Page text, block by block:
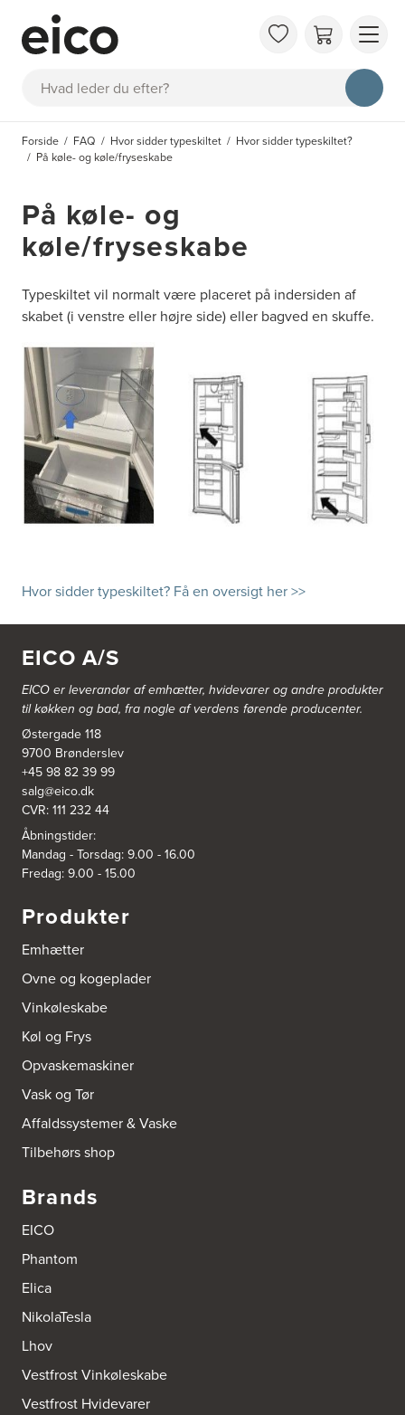
Søg
OM
FAQ
Forside FAQ Hvor sidder typeskiltet
Hvor sidder typeskiltet?
På køle- og køle/fryseskabe
På køle- og
køle/fryseskabe
Typeskiltet vil normalt være placeret på indersiden af
skabet (i venstre eller højre side) eller bagved en skuffe.
Hvor sidder typeskiltet? Få en oversigt her >>
EICO A/S
EICO er leverandør af emhætter, hvidevarer ogandre produkter
til køkken og bad, fra nogle af verdens førende producenter.
Østergade 118
9700 Brønderslev
+45 98 82 39 99
salg@eico.dk
CVR: 111 232 44
Åbningstider:
Mandag - Torsdag: 9.00 - 16.00
Fredag: 9.00 - 15.00
Produkter
Emhætter
Ovne og kogeplader
Vinkøleskabe
Køl og Frys
Opvaskemaskiner
Vask og Tør
Affaldssystemer & Vaske
Tilbehørs shop
Brands
EICO
Phantom
Elica
NikolaTesla
Lhov
Vestfrost Vinkøleskabe
Vestfrost Hvidevarer